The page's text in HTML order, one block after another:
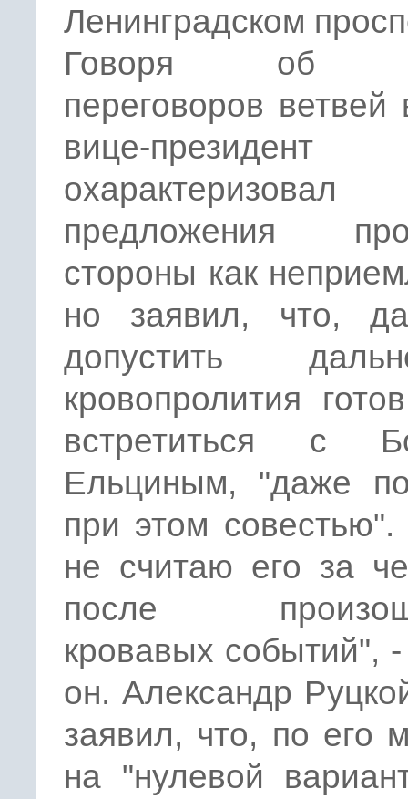
Ленинградском
Говоря об
переговоров ветвей
вице-президент
охарактеризовал
предложения
стороны как
но заявил, что,
допустить
кровопролития
встретиться с
Ельциным, "даже
при этом
не считаю его за
после
кровавых событий", -
он. Александр
заявил, что, по его
на "нулевой